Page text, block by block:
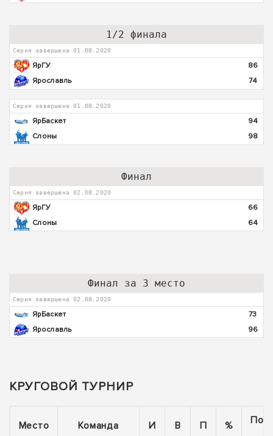
1/2 финала
Серия завершена 01.08.2020
ЯрГУ
86
Ярославль
74
Серия завершена 01.08.2020
ЯрБаскет
94
Слоны
98
Финал
Серия завершена 02.08.2020
ЯрГУ
66
Слоны
64
Финал за 3 место
Серия завершена 02.08.2020
ЯрБаскет
73
Ярославль
96
КРУГОВОЙ ТУРНИР
Место Команда И В П %